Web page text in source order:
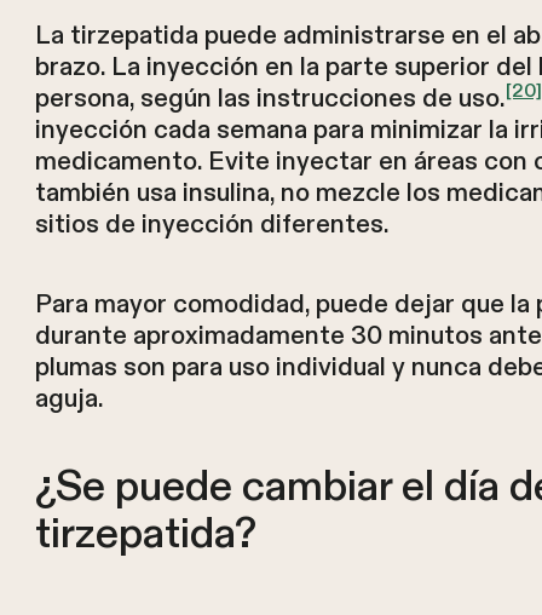
La tirzepatida puede administrarse en el
brazo. La inyección en la parte superior
persona, según las instrucciones de uso.[20]
inyección cada semana para minimizar la
medicamento. Evite inyectar en áreas
también usa insulina, no mezcle los
sitios de inyección diferentes.
Para mayor comodidad, puede dejar que
durante aproximadamente 30 minutos
plumas son para uso individual y nunca
aguja.
¿Se puede cambiar el día
tirzepatida?